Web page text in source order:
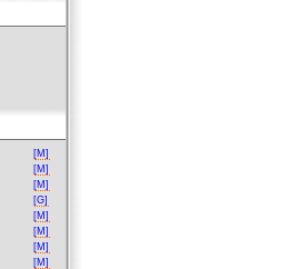
[M]
[M]
[M]
[G]
[M]
[M]
[M]
[M]